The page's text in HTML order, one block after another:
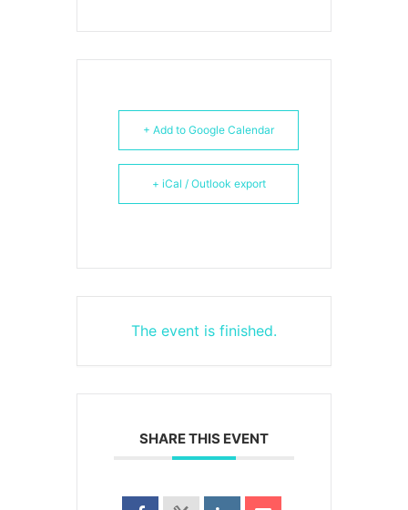
+ Add to Google Calendar
+ iCal / Outlook export
The event is finished.
SHARE THIS EVENT